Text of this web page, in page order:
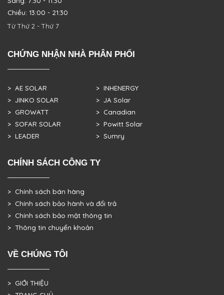
Chiều: 13:00 - 21:30
Từ Thứ 2 - Thứ 7
CHỨNG NHẬN NHÀ PHÂN PHỐI
> AE SOLAR
> JINKO SOLAR
> GROWATT
> SOFAR SOLAR
> LEADER
> INHENERGY
> JA Solar
> Canadian
> Powitt Solar
> Sumry
CHÍNH SÁCH CÔNG TY
> Chính sách bán hàng
> Chính sách bảo hành và đổi trả
> Chính sách bảo mật thông tin
> Thông tin chuyển khoản
VỀ CHÚNG TÔI
> GIỚI THIỆU